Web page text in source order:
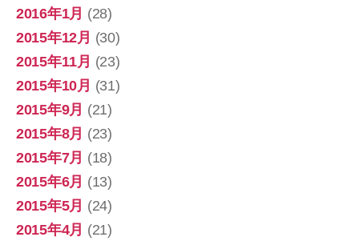
2016年1月 (28)
2015年12月 (30)
2015年11月 (23)
2015年10月 (31)
2015年9月 (21)
2015年8月 (23)
2015年7月 (18)
2015年6月 (13)
2015年5月 (24)
2015年4月 (21)